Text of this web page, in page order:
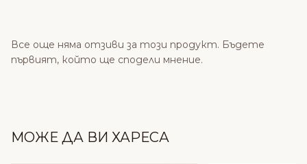
Все още няма отзиви за този продукт. Бъдете
първият, който ще сподели мнение.
МОЖЕ ДА ВИ ХАРЕСА